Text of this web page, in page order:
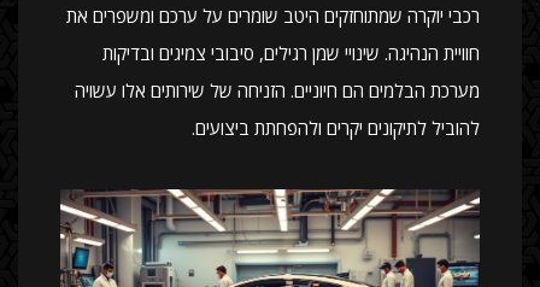
רכבי יוקרה שמתוחזקים היטב שומרים על ערכם ומשפרים את
חוויית הנהיגה. שינויי שמן רגילים, סיבובי צמיגים ובדיקות
מערכת הבלמים הם חיוניים. הזניחה של שירותים אלו עשויה
להוביל לתיקונים יקרים ולהפחתת ביצועים.